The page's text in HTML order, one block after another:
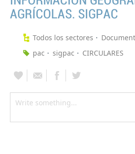
AGRÍCOLAS. SIGPAC
Todos los sectores
pac
sigpac CIRCULARES